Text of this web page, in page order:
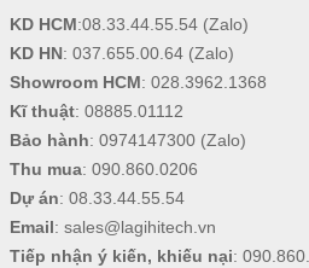
KD HCM:08.33.44.55.54(Zalo)
KD HN: 037.655.00.64(Zalo)
Showroom HCM: 028.3962.1368
Kĩ thuật: 08885.01112
Bảo hành: 0974147300(Zalo)
Thu mua: 090.860.0206
Dự án: 08.33.44.55.54
Email: sales@lagihitech.vn
Tiếp nhận ý kiến, khiếu nại: